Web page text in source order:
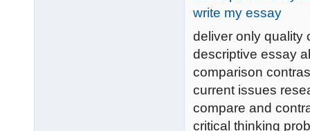
write my essay
deliver only quality
descriptive essay
comparison
current issues
compare and
critical thinking